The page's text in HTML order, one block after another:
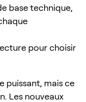
base technique,
pour choisir
puissant, mais ce
Les nouveaux